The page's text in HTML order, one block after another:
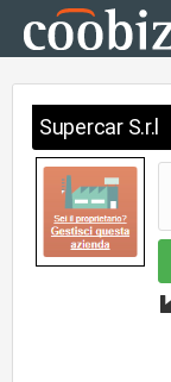
Supercar S.r.l